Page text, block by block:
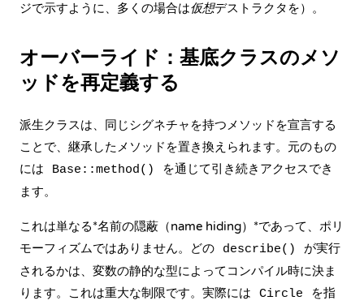
ジで示すように、多くの場合は仮想デストラクタを）。
オーバーライド：基底クラスのメソ
ッドを再定義する
派生クラスは、同じシグネチャを持つメソッドを宣言する
ことで、継承したメソッドを置き換えられます。元のもの
には
Base::method()
を通じて引き続きアクセスでき
ます。
これは単なる*名前の隠蔽（name hiding）*であって、ポリ
モーフィズムではありません。どの
describe()
が実行
されるかは、変数の静的な型によってコンパイル時に決ま
ります。これは重大な制限です。実際には
Circle
を指